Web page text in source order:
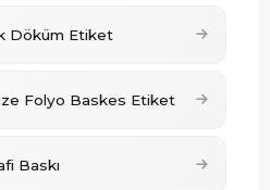
Döküm Etiket
Folyo Baskes Etiket
Baskı